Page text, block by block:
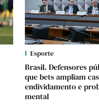
Esporte
Brasil. Defensores
que bets ampliam
endividamento e
mental